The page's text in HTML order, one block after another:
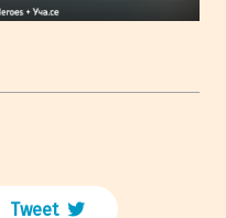
Tweet